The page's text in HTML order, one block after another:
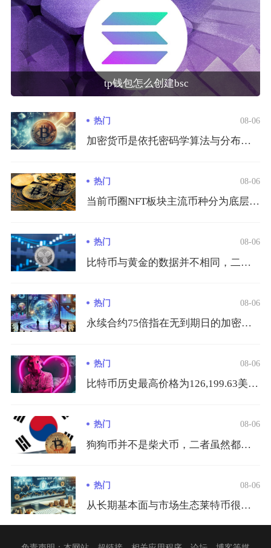
tp钱包怎么创建bsc
热门 08-06
加密货币是依托密码学算法与分布式区块链账本运行、脱离央行与金...
热门 08-06
当前币圈NFT板块主流币种分为底层公链代币、NFT交易平台代...
热门 08-06
比特币与黄金的数据并不相同，二者仅在稀缺叙事层面存在交集，价...
热门 08-06
永续合约75倍指在无到期日的加密货币永续合约交易中，交易者仅...
热门 08-06
比特币历史最高价格为126,199.63美元/枚，出现在20...
热门 08-06
狗狗币并不是柴犬币，二者虽然都采用柴犬表情包作为视觉标识，同...
热门 08-06
从长期基本面与市场生态莱特币很难在市值、生态体量以及行业价值...